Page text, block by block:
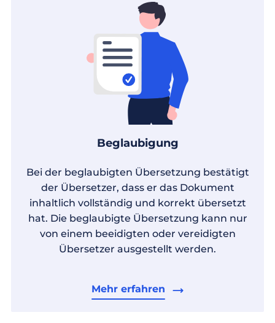
Beglaubigung
Bei der beglaubigten Übersetzung bestätigt
der Übersetzer, dass er das Dokument
inhaltlich vollständig und korrekt übersetzt
hat. Die beglaubigte Übersetzung kann nur
von einem beeidigten oder vereidigten
Übersetzer ausgestellt werden.
Mehr erfahren